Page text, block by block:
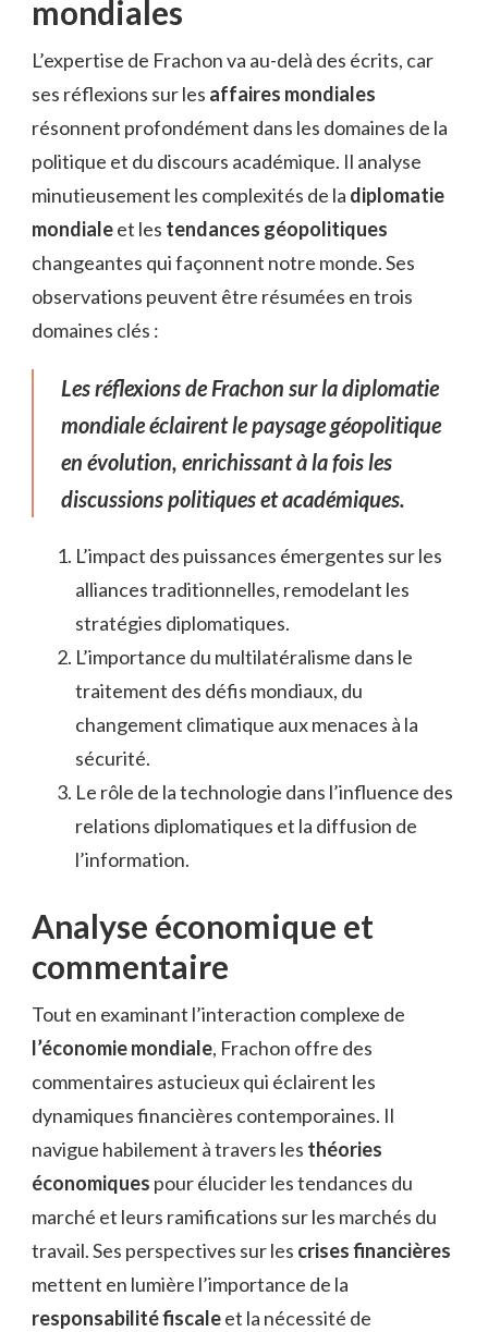
mondiales
L’expertise de Frachon va au-delà des écrits, car
ses réflexions sur les affaires mondiales
résonnent profondément dans les domaines de la
politique et du discours académique. Il analyse
minutieusement les complexités de la diplomatie
mondialeet les tendances géopolitiques
changeantes qui façonnent notre monde. Ses
observations peuvent être résumées en trois
domaines clés :
Les réflexions de Frachon sur la diplomatie
mondiale éclairent le paysage géopolitique
en évolution, enrichissant à la fois les
discussions politiques et académiques.
L’impact des puissances émergentes sur les
alliances traditionnelles, remodelant les
stratégies diplomatiques.
L’importance du multilatéralisme dans le
traitement des défis mondiaux, du
changement climatique aux menaces à la
sécurité.
Le rôle de la technologie dans l’influence des
relations diplomatiques et la diffusion de
l’information.
Analyse économique et
commentaire
Tout en examinant l’interaction complexe de
l’économie mondiale, Frachon offre des
commentaires astucieux qui éclairent les
dynamiques financières contemporaines. Il
navigue habilement à travers les théories
économiques pour élucider les tendances du
marché et leurs ramifications sur les marchés du
travail. Ses perspectives sur les crises financières
mettent en lumière l’importance de la
responsabilité fiscaleet la nécessité de